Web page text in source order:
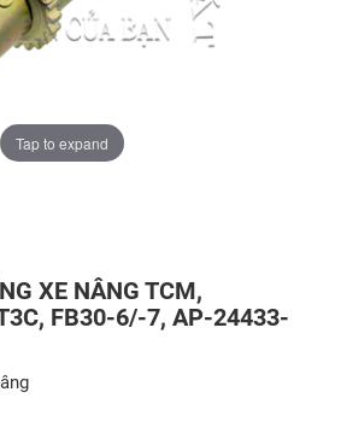
Tap to expand
XE NÂNG TCM,
FB30-6/-7, AP-24433-